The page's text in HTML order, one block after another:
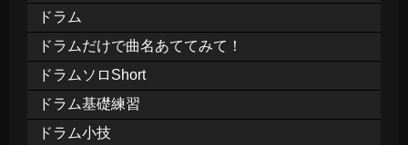
ドラム
ドラムだけで曲名あててみて！
ドラムソロShort
ドラム基礎練習
ドラム小技